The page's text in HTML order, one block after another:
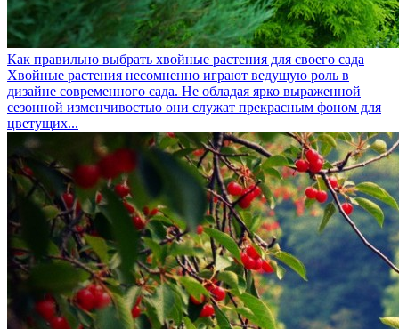
Как правильно выбрать хвойные растения для своего сада
Хвойные растения несомненно играют ведущую роль в
дизайне современного сада. Не обладая ярко выраженной
сезонной изменчивостью они служат прекрасным фоном для
цветущих...